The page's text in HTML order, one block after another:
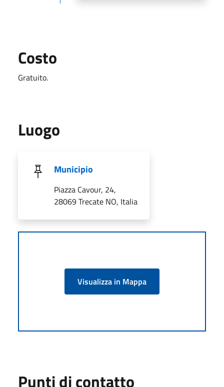
Costo
Gratuito.
Luogo
Municipio
Piazza Cavour, 24,
28069 Trecate NO, Italia
Visualizza in Mappa
Punti di contatto